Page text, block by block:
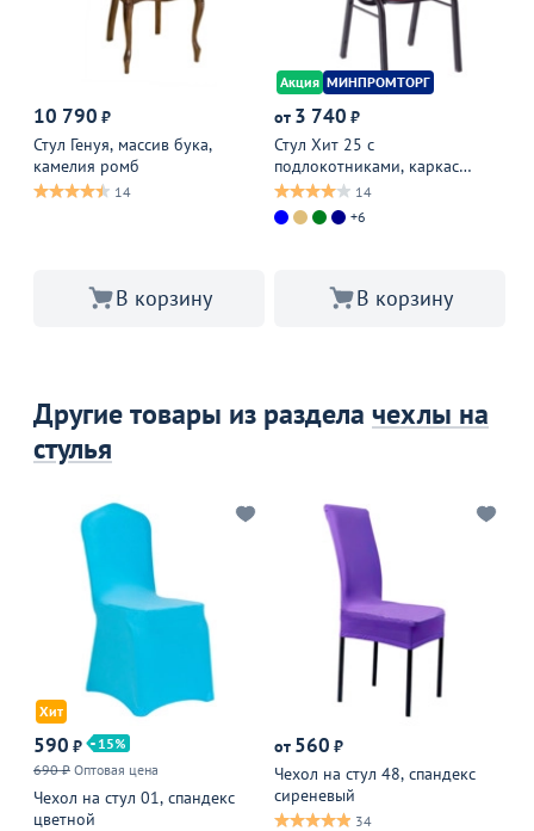
10 790 ₽
Стул Генуя, массив бука,
камелия ромб
14
В корзину
Акция МИНПРОМТОРГ
от 3 740 ₽
Стул Хит 25 с
подлокотниками, каркас
черный муар, с принтом
Сайленс
14
+6
В корзину
Другие товары из раздела чехлы на
стулья
Хит
590 ₽
15
690 ₽ Оптовая цена
Чехол на стул 01, спандекс
цветной
от 560 ₽
Чехол на стул 48, спандекс
сиреневый
34